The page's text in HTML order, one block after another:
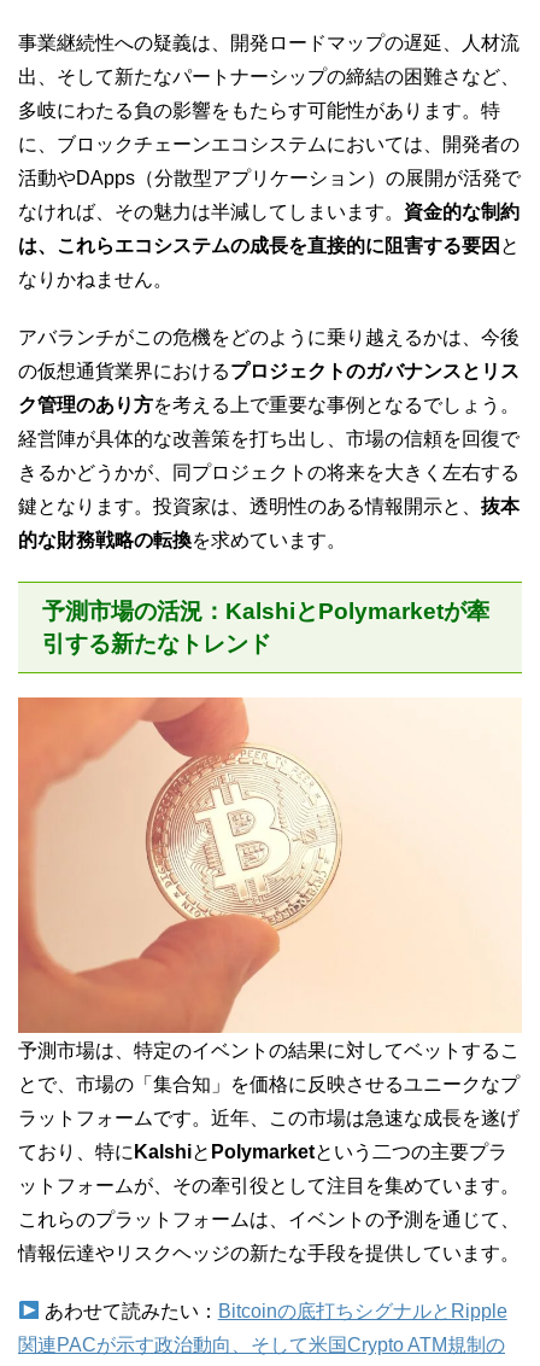
事業継続性への疑義は、開発ロードマップの遅延、人材流
出、そして新たなパートナーシップの締結の困難さなど、
多岐にわたる負の影響をもたらす可能性があります。特
に、ブロックチェーンエコシステムにおいては、開発者の
活動やDApps（分散型アプリケーション）の展開が活発で
なければ、その魅力は半減してしまいます。 資金的な制約
は、これらエコシステムの成長を直接的に阻害する要因 と
なりかねません。
アバランチがこの危機をどのように乗り越えるかは、今後
の仮想通貨業界におけるプロジェクトのガバナンスとリス
ク管理のあり方を考える上で重要な事例となるでしょう。
経営陣が具体的な改善策を打ち出し、市場の信頼を回復で
きるかどうかが、同プロジェクトの将来を大きく左右する
鍵となります。投資家は、透明性のある情報開示と、 抜本
的な財務戦略の転換を求めています。
予測市場の活況：KalshiとPolymarketが牽
引する新たなトレンド
予測市場は、特定のイベントの結果に対してベットするこ
とで、市場の「集合知」を価格に反映させるユニークなプ
ラットフォームです。近年、この市場は急速な成長を遂げ
ており、特に Kalshiと Polymarketという二つの主要プラ
ットフォームが、その牽引役として注目を集めています。
これらのプラットフォームは、イベントの予測を通じて、
情報伝達やリスクヘッジの新たな手段を提供しています。
あわせて読みたい： Bitcoinの底打ちシグナルとRipple
関連PACが示す政治動向、そして米国Crypto ATM規制の